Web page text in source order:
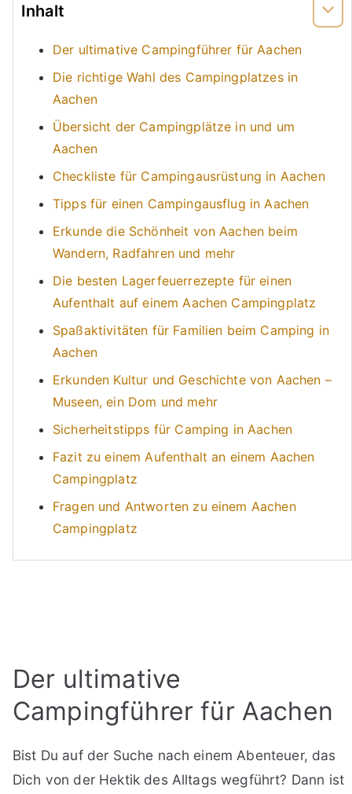
Inhalt
Der ultimative Campingführer für Aachen
Die richtige Wahl des Campingplatzes in
Aachen
Übersicht der Campingplätze in und um
Aachen
Checkliste für Campingausrüstung in Aachen
Tipps für einen Campingausflug in Aachen
Erkunde die Schönheit von Aachen beim
Wandern, Radfahren und mehr
Die besten Lagerfeuerrezepte für einen
Aufenthalt auf einem Aachen Campingplatz
Spaßaktivitäten für Familien beim Camping in
Aachen
Erkunden Kultur und Geschichte von Aachen –
Museen, ein Dom und mehr
Sicherheitstipps für Camping in Aachen
Fazit zu einem Aufenthalt an einem Aachen
Campingplatz
Fragen und Antworten zu einem Aachen
Campingplatz
Der ultimative
Campingführer für Aachen
Bist Du auf der Suche nach einem Abenteuer, das
Dich von der Hektik des Alltags wegführt? Dann ist